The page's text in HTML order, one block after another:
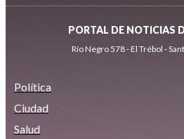
PORTAL DE NOTICIAS
Río Negro 578 - El Trébol -
Política
Ciudad
Salud